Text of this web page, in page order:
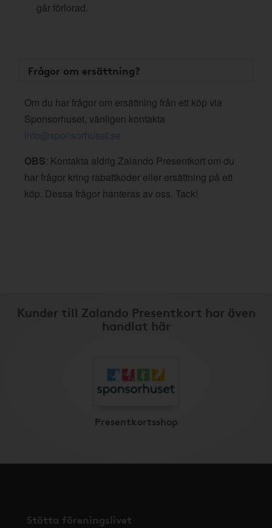
går förlorad.
Frågor om ersättning?
Om du har frågor om ersättning från ett köp via
Sponsorhuset, vänligen kontakta
info@sponsorhuset.se
OBS: Kontakta aldrig Zalando Presentkort om du
har frågor kring rabattkoder eller ersättning på ett
köp. Dessa frågor hanteras av oss. Tack!
Kunder till Zalando Presentkort har även
handlat här
Presentkortsshop
Stötta föreningslivet